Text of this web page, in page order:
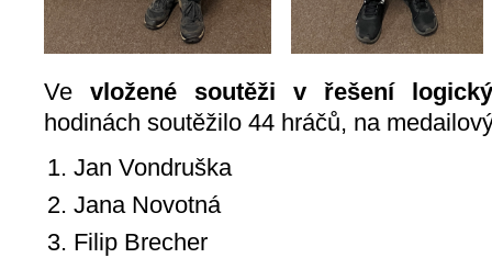
Ve vložené soutěži v řešení
hodinách soutěžilo 44 hráčů, na
Jan Vondruška
Jana Novotná
Filip Brecher